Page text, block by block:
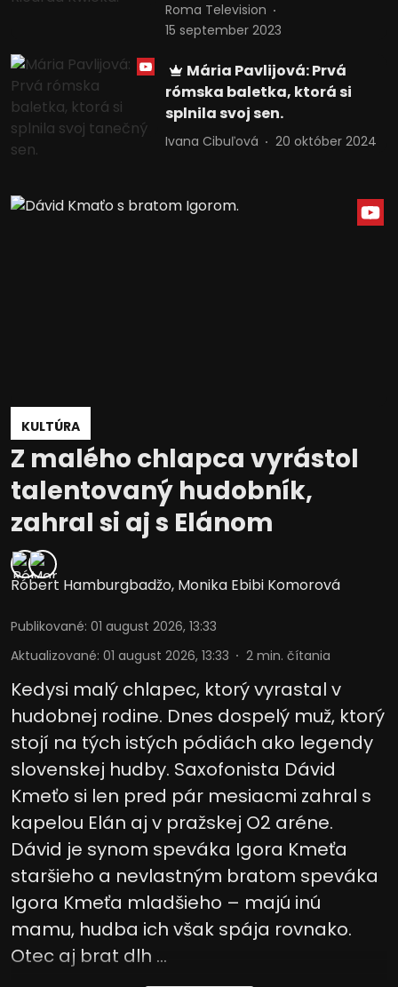
Roma Television
15 september 2023
Mária Pavlijová: Prvá
rómska baletka, ktorá si
splnila svoj sen.
Ivana Cibuľová 20 október 2024
KULTÚRA
Z malého chlapca vyrástol
talentovaný hudobník,
zahral si aj s Elánom
Róbert Hamburgbadžo, Monika Ebibi Komorová
Publikované: 01 august 2026, 13:33
Aktualizované: 01 august 2026, 13:33 2 min. čítania
Kedysi malý chlapec, ktorý vyrastal v
hudobnej rodine. Dnes dospelý muž, ktorý
stojí na tých istých pódiách ako legendy
slovenskej hudby. Saxofonista Dávid
Kmeťo si len pred pár mesiacmi zahral s
kapelou Elán aj v pražskej O2 aréne.
Dávid je synom speváka Igora Kmeťa
staršieho a nevlastným bratom speváka
Igora Kmeťa mladšieho – majú inú
mamu, hudba ich však spája rovnako.
Otec aj brat dlh ...